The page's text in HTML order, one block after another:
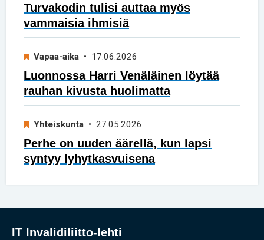
Turvakodin tulisi auttaa myös
vammaisia ihmisiä
Vapaa-aika • 17.06.2026
Luonnossa Harri Venäläinen löytää
rauhan kivusta huolimatta
Yhteiskunta • 27.05.2026
Perhe on uuden äärellä, kun lapsi
syntyy lyhytkasvuisena
IT Invalidiliitto-lehti